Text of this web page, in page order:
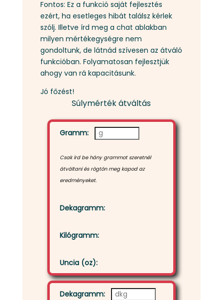
Fontos: Ez a funkció saját fejlesztés
ezért, ha esetleges hibát találsz kérlek
szólj. Illetve írd meg a chat ablakban
milyen mértékegységre nem
gondoltunk, de látnád szívesen az átváló
funkcióban. Folyamatosan fejlesztjük
ahogy van rá kapacitásunk.
Jó főzést!
Súlymérték átváltás
Gramm:
Csak írd be hány grammot szeretnél
átváltani és rögtön meg kapod az
eredményeket.
Dekagramm:
Kilógramm:
Uncia (oz):
Dekagramm: